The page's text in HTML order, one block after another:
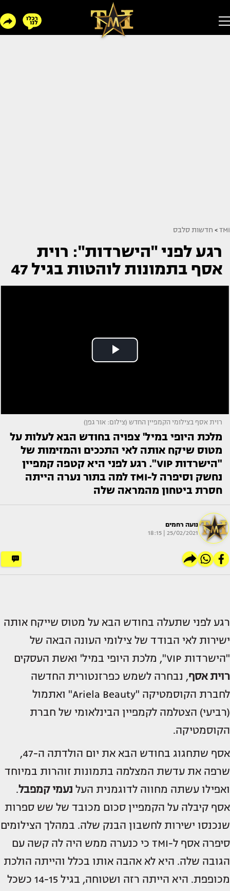
TMI
> חדשות סלבס
רגע לפני "הישרדות": רוית
אסף בתמונות לוהטות בגיל 47
רוית אסף בצילומי הקמפיין החדש (צילום: אור גפן)
מלכת היופי במיל' צפויה בחודש הבא לעלות על
מטוס שיקח אותה לאי התככים והמזימות של
"הישרדות VIP". רגע לפני היא קטפה קמפיין
נחשק וסיפרה ל-TMI למה בתור נערה הייתה
חסרת ביטחון מהמראה שלה
נועה רחמים
25/02/2021 | 18:15
רגע לפני שתעלה בחודש הבא על מטוס שייקח אותה
ישירות לאי הבודד של צילומי העונה הבאה של
"הישרדות VIP", מלכת היופי במיל' ואשת העסקים
רוית אסף, נבחרה לשמש כפרזנטורית החדשה
לחברת הקוסמטיקה "Ariela Beauty" ואתמול
(רביעי) הצטלמה לקמפיין הבינלאומי של חברת
הקוסמטיקה.
אסף שתחגוג בחודש הבא את יום הולדתה ה-47,
שרפה את עדשת המצלמה בתמונות זוהרות במיוחד
ואפילו עשתה מחווה לדוגמנית העל נעמי קמפבל.
אסף קיבלה על הקמפיין סכום מכובד של שש ספרות
שנכנסו ישירות לחשבון הבנק שלה. במהלך הצילומים
סיפרה אסף ל-TMI כי כנערה ממש היה לה קשה עם
הגובה שלה. היא לא אהבה אותו בכלל והייתה הולכת
מכופפת. היא הייתה רזה ושטוחה, בגיל 14-15 כשכל